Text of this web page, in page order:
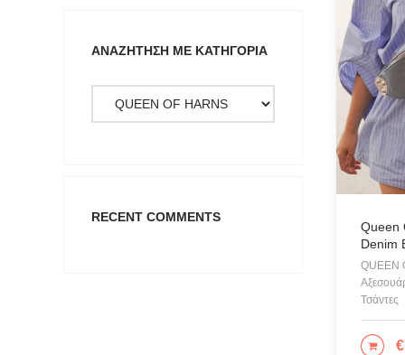
Large
Medium
Small
Queen
Denim
QUEEN
Τσάντες
€
ΑΝΑΖΉΤΗΣΗ ΜΕ ΚΑΤΗΓΟΡΊΑ
RECENT COMMENTS